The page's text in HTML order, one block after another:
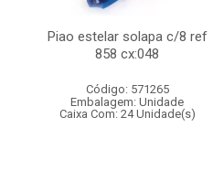
Piao estelar solapa c/8 ref
858 cx:048
Código: 571265
Embalagem: Unidade
Caixa Com: 24 Unidade(s)